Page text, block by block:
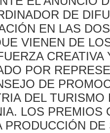
DE
EN LAS
VIENEN DE
POR
DE
DEL
LOS PREMIOS
PRODUCCIÓN